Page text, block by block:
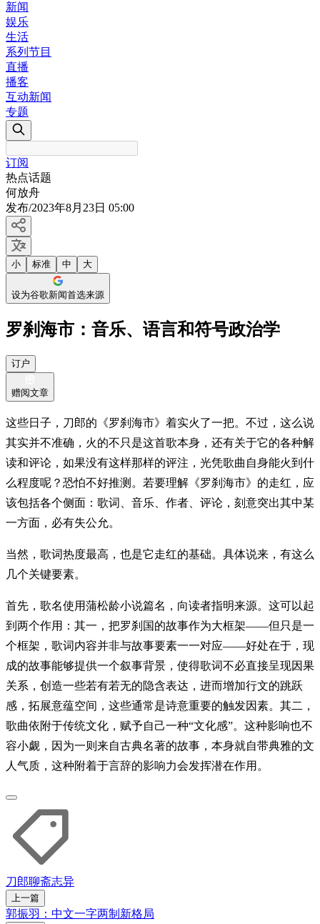
新闻
娱乐
生活
系列节目
直播
播客
互动新闻
专题
订阅
热点话题
何放舟
发布/2023年8月23日 05:00
小 标准 中 大
设为谷歌新闻首选来源
罗刹海市：音乐、语言和符号政治学
订户
赠阅文章
这些日子，刀郎的《罗刹海市》着实火了一把。不过，这么说
其实并不准确，火的不只是这首歌本身，还有关于它的各种解
读和评论，如果没有这样那样的评注，光凭歌曲自身能火到什
么程度呢？恐怕不好推测。若要理解《罗刹海市》的走红，应
该包括各个侧面：歌词、音乐、作者、评论，刻意突出其中某
一方面，必有失公允。
当然，歌词热度最高，也是它走红的基础。具体说来，有这么
几个关键要素。
首先，歌名使用蒲松龄小说篇名，向读者指明来源。这可以起
到两个作用：其一，把罗刹国的故事作为大框架——但只是一
个框架，歌词内容并非与故事要素一一对应——好处在于，现
成的故事能够提供一个叙事背景，使得歌词不必直接呈现因果
关系，创造一些若有若无的隐含表达，进而增加行文的跳跃
感，拓展意蕴空间，这些通常是诗意重要的触发因素。其二，
歌曲依附于传统文化，赋予自己一种“文化感”。这种影响也不
容小觑，因为一则来自古典名著的故事，本身就自带典雅的文
人气质，这种附着于言辞的影响力会发挥潜在作用。
刀郎聊斋志异
上一篇
郭振羽：中文一字两制新格局